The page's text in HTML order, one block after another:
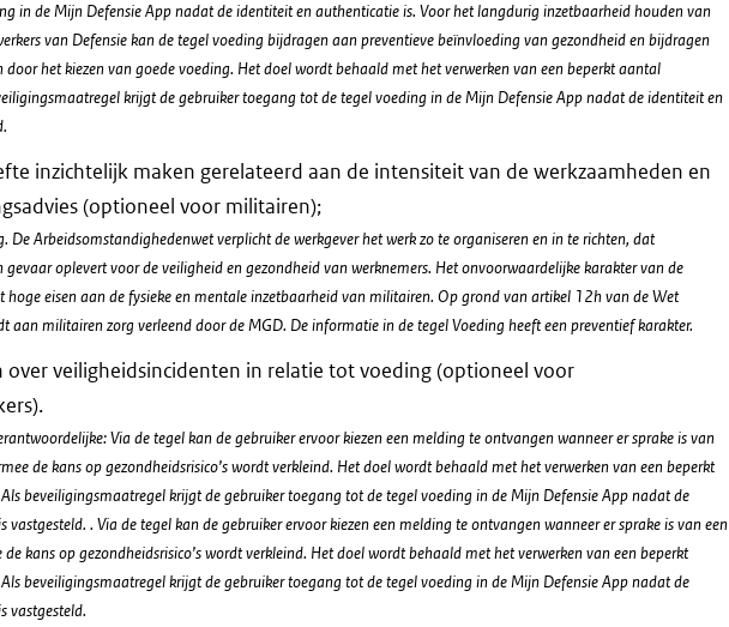
in de Mijn Defensie App nadat de identiteit en authenticatie is. Voor het langdurig inzetbaarheid houden van
van Defensie kan de tegel voeding bijdragen aan preventieve beïnvloeding van gezondheid en bijdragen
het kiezen van goede voeding. Het doel wordt behaald met het verwerken van een beperkt aantal
krijgt de gebruiker toegang tot de tegel voeding in de Mijn Defensie App nadat de identiteit en
inzichtelijk maken gerelateerd aan de intensiteit van de werkzaamheden en
(optioneel voor militairen);
De Arbeidsomstandighedenwet verplicht de werkgever het werk zo te organiseren en in te richten, dat
oplevert voor de veiligheid en gezondheid van werknemers. Het onvoorwaardelijke karakter van de
eisen aan de fysieke en mentale inzetbaarheid van militairen. Op grond van artikel 12h van de Wet
aan militairen zorg verleend door de MGD. De informatie in de tegel Voeding heeft een preventief karakter.
veiligheidsincidenten in relatie tot voeding (optioneel voor
Via de tegel kan de gebruiker ervoor kiezen een melding te ontvangen wanneer er sprake is van
de kans op gezondheidsrisico’s wordt verkleind. Het doel wordt behaald met het verwerken van een beperkt
beveiligingsmaatregel krijgt de gebruiker toegang tot de tegel voeding in de Mijn Defensie App nadat de
. Via de tegel kan de gebruiker ervoor kiezen een melding te ontvangen wanneer er sprake is van een
kans op gezondheidsrisico’s wordt verkleind. Het doel wordt behaald met het verwerken van een beperkt
beveiligingsmaatregel krijgt de gebruiker toegang tot de tegel voeding in de Mijn Defensie App nadat de
vastgesteld.